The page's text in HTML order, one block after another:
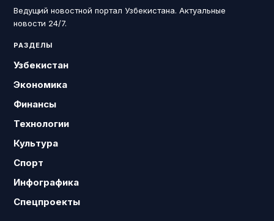
Ведущий новостной портал Узбекистана. Актуальные
новости 24/7.
РАЗДЕЛЫ
Узбекистан
Экономика
Финансы
Технологии
Культура
Спорт
Инфографика
Спецпроекты